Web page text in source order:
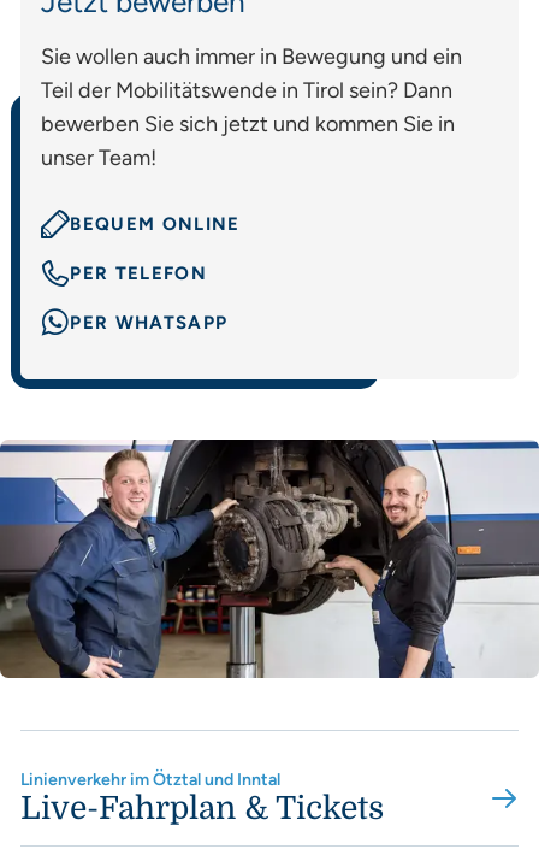
Sie wollen auch immer in Bewegung und ein
Teil der Mobilitätswende in Tirol sein? Dann
bewerben Sie sich jetzt und kommen Sie in
unser Team!
BEQUEM ONLINE
PER TELEFON
PER WHATSAPP
Live-Fahrplan & Tickets
Linienverkehr im Ötztal und Inntal